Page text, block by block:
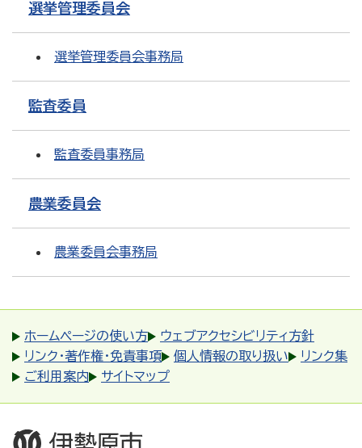
選挙管理委員会
選挙管理委員会事務局
監査委員
監査委員事務局
農業委員会
農業委員会事務局
ホームページの使い方
ウェブアクセシビリティ方針
リンク・著作権・免責事項
個人情報の取り扱い
リンク集
ご利用案内
サイトマップ